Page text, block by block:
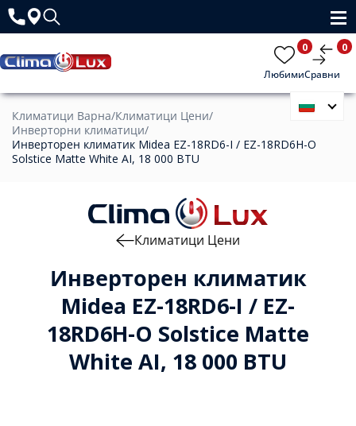
Любими
0
Сравни
0
Климатици Варна/Климатици Цени/
Инверторни климатици/
Инверторен климатик Midea EZ-18RD6-I / EZ-18RD6H-O
Solstice Matte White AI, 18 000 BTU
Инверторен климатик
Midea EZ-18RD6-I / EZ-
18RD6H-O Solstice Matte
White AI, 18 000 BTU
Климатици Цени